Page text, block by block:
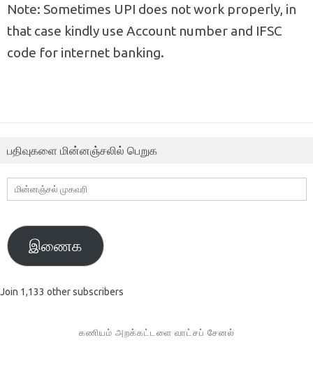
Note: Sometimes UPI does not work properly, in
that case kindly use Account number and IFSC
code for internet banking.
பதிவுகளை மின்னஞ்சலில் பெறுக
மின்னஞ்சல்
முகவரி
இணைக
Join 1,133 other subscribers
கணியம் அறக்கட்டளை வாட்சப் சேனல்